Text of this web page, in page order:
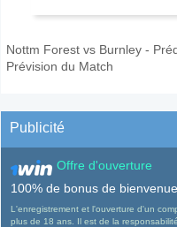
Nottm Forest vs Burnley -
Prévision du Match
Publicité
Offre d'ouverture
100% de bonus de bienvenue
L'enregistrement et l'ouverture d'un
plus de 18 ans. Il est de la